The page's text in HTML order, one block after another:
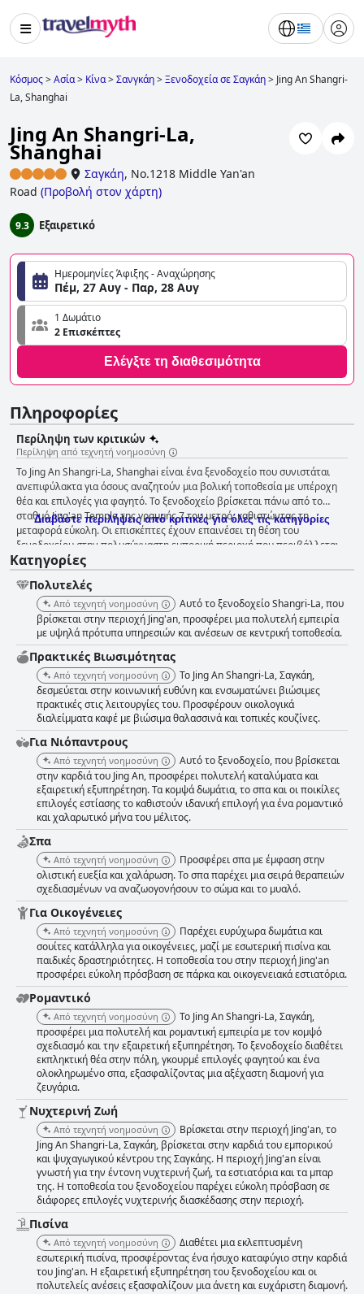
Κόσμος>Ασία> Κίνα>Σανγκάη>Ξενοδοχεία σε Σαγκάη> Jing An Shangri-
La, Shanghai
Jing An Shangri-La,
Shanghai
Σαγκάη, No.1218 Middle Yan'an
Road (Προβολή στον χάρτη)
9.3 Εξαιρετικό
Ημερομηνίες Άφιξης - Αναχώρησης
Πέμ, 27 Αυγ - Παρ, 28 Αυγ
1 Δωμάτιο
2 Επισκέπτες
Ελέγξτε τη διαθεσιμότητα
Πληροφορίες
Περίληψη των κριτικών
Περίληψη από τεχνητή νοημοσύνη
Το Jing An Shangri-La, Shanghai είναι ένα ξενοδοχείο που συνιστάται
ανεπιφύλακτα για όσους αναζητούν μια βολική τοποθεσία με υπέροχη
θέα και επιλογές για φαγητό. Το ξενοδοχείο βρίσκεται πάνω από το
σταθμό Jing'an Temple της γραμμής 7 του μετρό, καθιστώντας τη
μεταφορά εύκολη. Οι επισκέπτες έχουν επαινέσει τη θέση του
ξενοδοχείου στην πολυσύχναστη εμπορική περιοχή που περιβάλλεται
από εμπορικά κέντρα υψηλών προδιαγραφών. Το πρωινό έχει λάβει
θετικές κριτικές για το νόστιμο και μεγάλη ποικιλία φαγητού με την
αίθουσα πρωινού να είναι πολύ ωραία. Τα δωμάτια είναι καθαρά και
καλά εξοπλισμένα με άνετα κρεβάτια και εκπληκτική θέα. Το προσωπικό
καθαριότητας είναι επαγγελματικό και διατηρεί την καθαριότητα του
ξενοδοχείου σε υψηλό επίπεδο. Οι επισκέπτες έχουν εκστασιαστεί για
το προσωπικό, περιγράφοντάς το ως καταπληκτικό, σούπερ φιλικό και
εξαιρετικό. Το προσωπικό είναι ευγενικό, υπεύθυνο και εξυπηρετικό με
ικανότητα και προσοχή στη λεπτομέρεια. Συνολικά, οι επισκέπτες
συμφωνούν ότι το Jing An Shangri-La, Shanghai είναι μια άνετη και
ευχάριστη διαμονή.
Διαβάστε περιλήψεις από κριτικές για όλες τις κατηγορίες
Κατηγορίες
Πολυτελές
Από τεχνητή νοημοσύνη
Αυτό το ξενοδοχείο Shangri-La, που
βρίσκεται στην περιοχή Jing'an, προσφέρει μια πολυτελή εμπειρία
με υψηλά πρότυπα υπηρεσιών και ανέσεων σε κεντρική τοποθεσία.
Πρακτικές Bιωσιμότητας
Από τεχνητή νοημοσύνη
Το Jing An Shangri-La, Σαγκάη,
δεσμεύεται στην κοινωνική ευθύνη και ενσωματώνει βιώσιμες
πρακτικές στις λειτουργίες του. Προσφέρουν οικολογικά
διαλείμματα καφέ με βιώσιμα θαλασσινά και τοπικές κουζίνες.
Για Νιόπαντρους
Από τεχνητή νοημοσύνη
Αυτό το ξενοδοχείο, που βρίσκεται
στην καρδιά του Jing An, προσφέρει πολυτελή καταλύματα και
εξαιρετική εξυπηρέτηση. Τα κομψά δωμάτια, το σπα και οι ποικίλες
επιλογές εστίασης το καθιστούν ιδανική επιλογή για ένα ρομαντικό
και χαλαρωτικό μήνα του μέλιτος.
Σπα
Από τεχνητή νοημοσύνη
Προσφέρει σπα με έμφαση στην
ολιστική ευεξία και χαλάρωση. Το σπα παρέχει μια σειρά θεραπειών
σχεδιασμένων να αναζωογονήσουν το σώμα και το μυαλό.
Για Οικογένειες
Από τεχνητή νοημοσύνη
Παρέχει ευρύχωρα δωμάτια και
σουίτες κατάλληλα για οικογένειες, μαζί με εσωτερική πισίνα και
παιδικές δραστηριότητες. Η τοποθεσία του στην περιοχή Jing'an
προσφέρει εύκολη πρόσβαση σε πάρκα και οικογενειακά εστιατόρια.
Ρομαντικό
Από τεχνητή νοημοσύνη
Το Jing An Shangri-La, Σαγκάη,
προσφέρει μια πολυτελή και ρομαντική εμπειρία με τον κομψό
σχεδιασμό και την εξαιρετική εξυπηρέτηση. Το ξενοδοχείο διαθέτει
εκπληκτική θέα στην πόλη, γκουρμέ επιλογές φαγητού και ένα
ολοκληρωμένο σπα, εξασφαλίζοντας μια αξέχαστη διαμονή για
ζευγάρια.
Νυχτερινή Ζωή
Από τεχνητή νοημοσύνη
Βρίσκεται στην περιοχή Jing'an, το
Jing An Shangri-La, Σαγκάη, βρίσκεται στην καρδιά του εμπορικού
και ψυχαγωγικού κέντρου της Σαγκάης. Η περιοχή Jing'an είναι
γνωστή για την έντονη νυχτερινή ζωή, τα εστιατόρια και τα μπαρ
της. Η τοποθεσία του ξενοδοχείου παρέχει εύκολη πρόσβαση σε
διάφορες επιλογές νυχτερινής διασκέδασης στην περιοχή.
Πισίνα
Από τεχνητή νοημοσύνη
Διαθέτει μια εκλεπτυσμένη
εσωτερική πισίνα, προσφέροντας ένα ήσυχο καταφύγιο στην καρδιά
του Jing'an. Η εξαιρετική εξυπηρέτηση του ξενοδοχείου και οι
πολυτελείς ανέσεις εξασφαλίζουν μια άνετη και ευχάριστη διαμονή.